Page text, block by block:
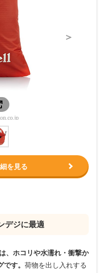
＞
を見る
デジに最適
、ホコリや水濡れ・衝撃か
す。 荷物を出し入れする